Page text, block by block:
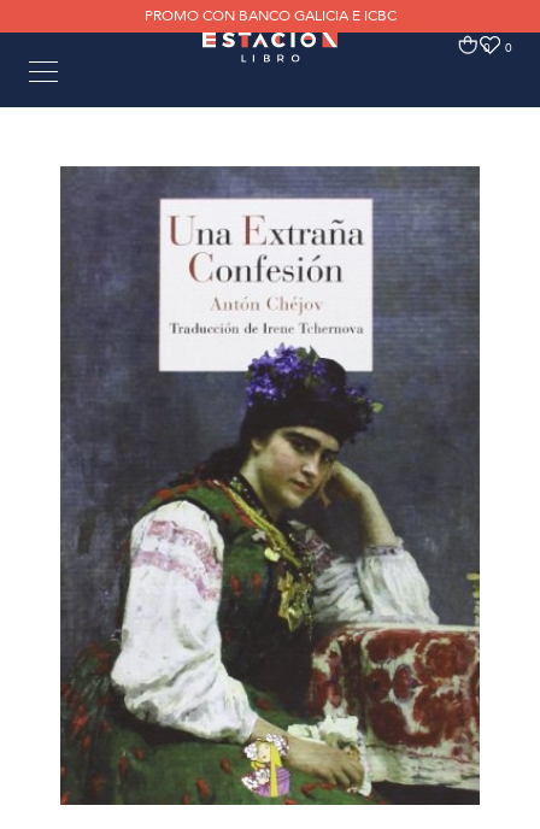
PROMO CON BANCO GALICIA E ICBC
0 0